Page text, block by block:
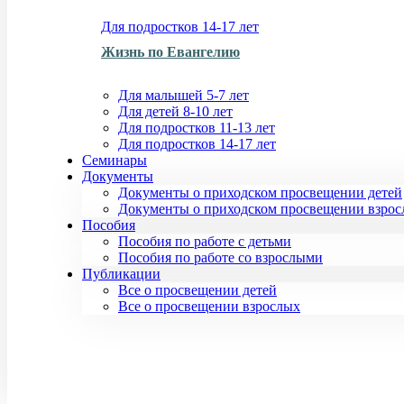
Для подростков 14-17 лет
Жизнь по Евангелию
Для малышей 5-7 лет
Для детей 8-10 лет
Для подростков 11-13 лет
Для подростков 14-17 лет
Семинары
Документы
Документы о приходском просвещении детей
Документы о приходском просвещении
Пособия
Пособия по работе с детьми
Пособия по работе со взрослыми
Публикации
Все о просвещении детей
Все о просвещении взрослых